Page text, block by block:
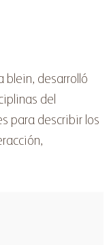
blein, desarrolló
del
para describir los